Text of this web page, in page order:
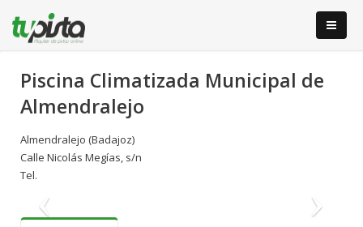
Piscina Climatizada Municipal de
Almendralejo
Almendralejo (Badajoz)
Calle Nicolás Megías, s/n
Tel.
Anterior